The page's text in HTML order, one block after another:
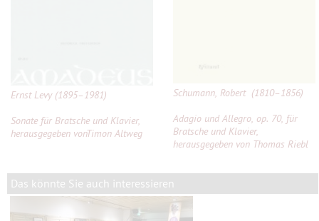
Ernst Levy (1895–1981)
Sonate für Bratsche und Klavier,
herausgegeben vonTimon Altweg
Schumann, Robert (1810–1856)
Adagio und Allegro, op. 70, für
Bratsche und Klavier,
herausgegeben von Thomas Riebl
Das könnte Sie auch interessieren